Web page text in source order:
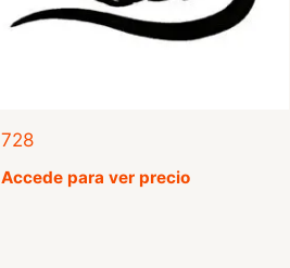
728
Accede para ver precio